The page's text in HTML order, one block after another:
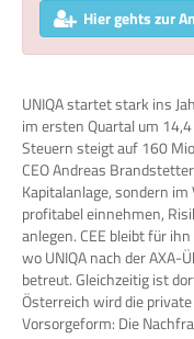
Hier gehts zur
UNIQA startet stark ins
im ersten Quartal um
Steuern steigt auf 160
CEO Andreas
Kapitalanlage, sondern
profitabel einnehmen,
anlegen. CEE bleibt für
wo UNIQA nach der AXA-
betreut. Gleichzeitig ist
Österreich wird die
Vorsorgeform: Die